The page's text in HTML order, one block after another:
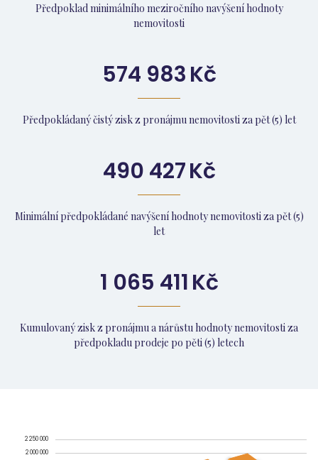
Předpoklad minimálního meziročního navýšení hodnoty
nemovitosti
574 983Kč
Předpokládaný čistý zisk z pronájmu nemovitosti za pět (5) let
490 427Kč
Minimální předpokládané navýšení hodnoty nemovitosti za pět (5)
let
1 065 411Kč
Kumulovaný zisk z pronájmu a nárůstu hodnoty nemovitosti za
předpokladu prodeje po pěti (5) letech
2 000 000
2 250 000